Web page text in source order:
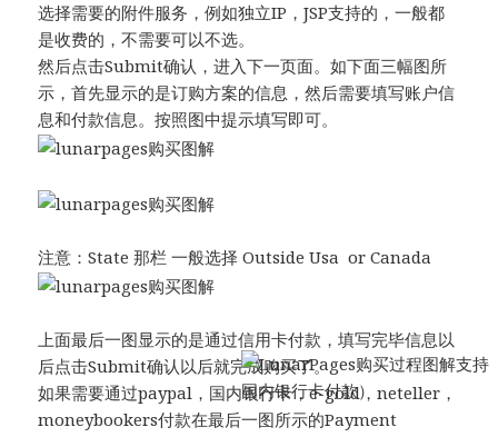
选择需要的附件服务，例如独立IP，JSP支持的，一般都
是收费的，不需要可以不选。
然后点击Submit确认，进入下一页面。如下面三幅图所
示，首先显示的是订购方案的信息，然后需要填写账户信
息和付款信息。按照图中提示填写即可。
注意：State 那栏 一般选择 Outside Usa or Canada
上面最后一图显示的是通过信用卡付款，填写完毕信息以
后点击Submit确认以后就完成购买了。
如果需要通过paypal，国内银行卡，e-gold，neteller，
moneybookers付款在最后一图所示的Payment